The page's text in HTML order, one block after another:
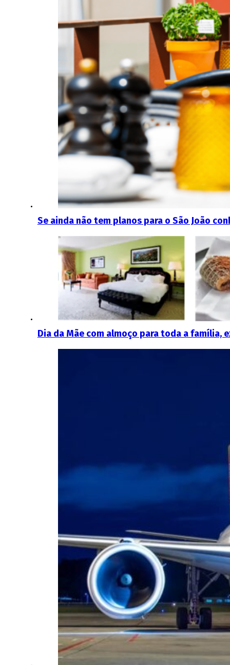
Se ainda não tem planos para o São João
Dia da Mãe com almoço para toda a família,